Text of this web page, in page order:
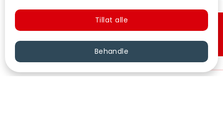
Tillat alle
Behandle Hurtigkjøp